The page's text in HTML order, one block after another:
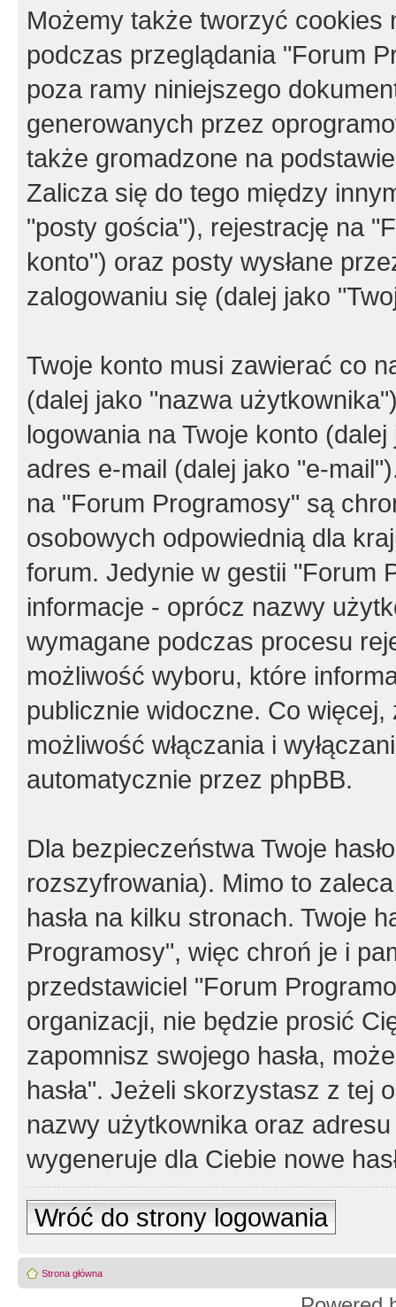
Możemy także tworzyć cookies
podczas przeglądania "Forum
poza ramy niniejszego
generowanych przez
także gromadzone na
Zalicza się do tego między
"posty gościa"), rejestrację na
konto") oraz posty wysłane
zalogowaniu się (dalej jako
Twoje konto musi zawierać co
(dalej jako "nazwa
logowania na Twoje konto
adres e-mail (dalej jako "e-
na "Forum Programosy" są
osobowych odpowiednią dla
forum. Jedynie w gestii "Forum
informacje - oprócz nazwy
wymagane podczas procesu
możliwość wyboru, które
publicznie widoczne. Co
możliwość włączania i
automatycznie przez phpBB.
Dla bezpieczeństwa Twoje
rozszyfrowania). Mimo to
hasła na kilku stronach. Twoje
Programosy", więc chroń je i
przedstawiciel "Forum
organizacji, nie będzie prosić
zapomnisz swojego hasła,
hasła". Jeżeli skorzystasz z tej
nazwy użytkownika oraz
wygeneruje dla Ciebie nowe
Wróć do strony logowania
Strona główna